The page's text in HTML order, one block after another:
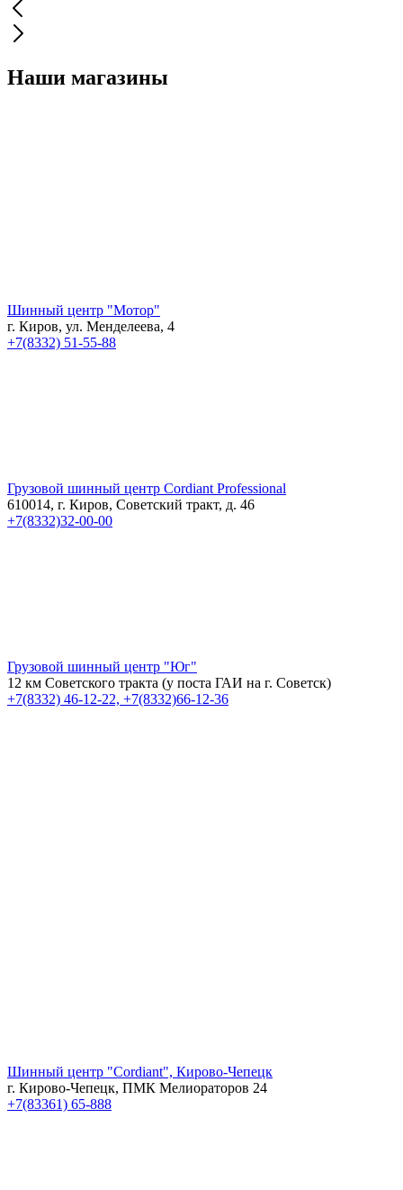
Наши магазины
Шинный центр "Мотор"
г. Киров, ул. Менделеева, 4
+7(8332) 51-55-88
Грузовой шинный центр Cordiant Professional
610014, г. Киров, Советский тракт, д. 46
+7(8332)32-00-00
Грузовой шинный центр "Юг"
12 км Советского тракта (у поста ГАИ на г. Советск)
+7(8332) 46-12-22, +7(8332)66-12-36
Шинный центр "Cordiant", Кирово-Чепецк
г. Кирово-Чепецк, ПМК Мелиораторов 24
+7(83361) 65-888